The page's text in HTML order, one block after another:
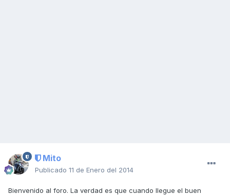
Mito
Publicado 11 de Enero del 2014
Bienvenido al foro. La verdad es que cuando llegue el buen